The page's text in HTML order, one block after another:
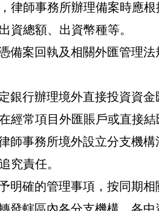
律師事務所辦理備案時應
資總額、出資幣種等。
備案回執及相關外匯管理
銀行辦理境外直接投資資
經常項目外匯賬戶或直接結
師事務所境外設立分支機
究責任。
確的管理事項，按同期相